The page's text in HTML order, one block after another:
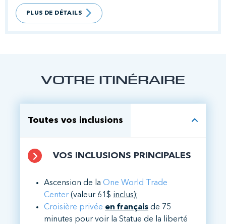
PLUS DE DÉTAILS
VOTRE ITINÉRAIRE
Toutes vos inclusions
VOS INCLUSIONS PRINCIPALES
Ascension de la One World Trade
Center (valeur 61$ inclus);
Croisière privée en français de 75
minutes pour voir la Statue de la liberté